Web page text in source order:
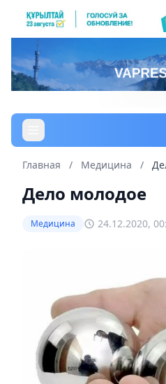
Главная / Медицина /
Дело молодое
Медицина 24.12.2020,